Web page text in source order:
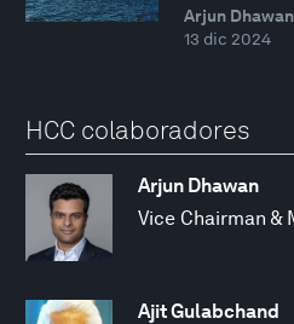
Arjun
13 dic 2024
HCC colaboradores
Arjun Dhawan
Vice Chairman &
Ajit Gulabchand